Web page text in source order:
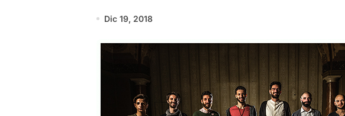
Dic 19, 2018